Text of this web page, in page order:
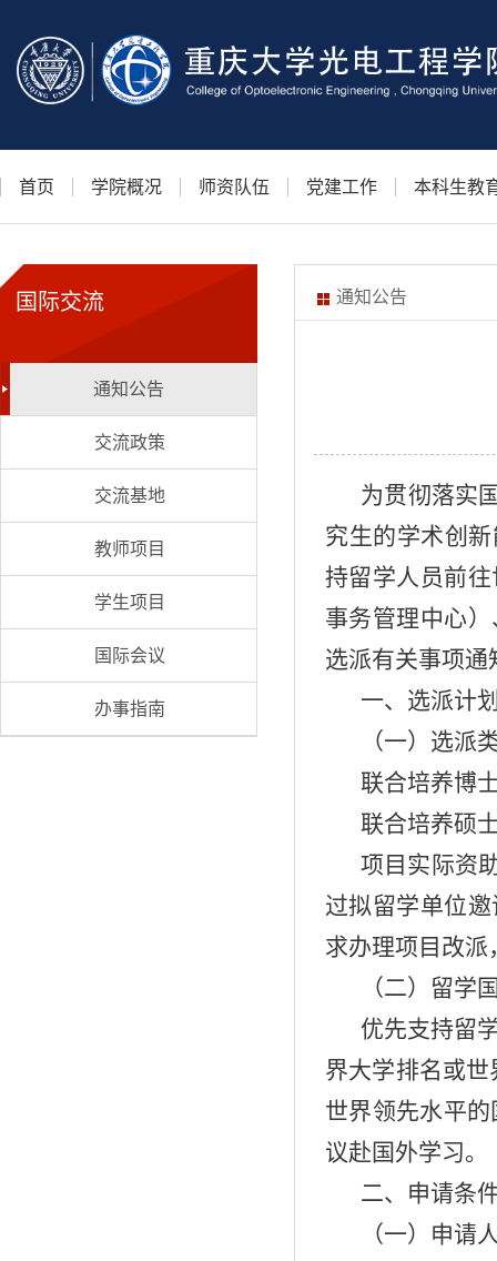
首页 学院概况 师资队伍 党建工作 本科生教
国际交流
通知公告
交流政策
交流基地
教师项目
学生项目
国际会议
办事指南
通知公告
为贯彻落实
究生的学术创
持留学人员前
事务管理中心
选派有关事项通
一、选派计
（一）选派
联合培养博
联合培养硕
项目实际资
过拟留学单位
求办理项目改
（二）留学
优先支持留
界大学排名或
世界领先水平
议赴国外学习。
二、申请条
（一）申请